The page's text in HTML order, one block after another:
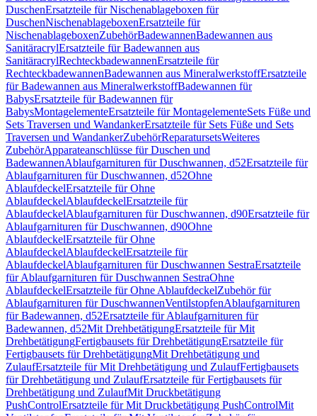
DuschenErsatzteile für Nischenablageboxen für
DuschenNischenablageboxenErsatzteile für
NischenablageboxenZubehörBadewannenBadewannen aus
SanitäracrylErsatzteile für Badewannen aus
SanitäracrylRechteckbadewannenErsatzteile für
RechteckbadewannenBadewannen aus MineralwerkstoffErsatzteile
für Badewannen aus MineralwerkstoffBadewannen für
BabysErsatzteile für Badewannen für
BabysMontagelementeErsatzteile für MontagelementeSets Füße und
Sets Traversen und WandankerErsatzteile für Sets Füße und Sets
Traversen und WandankerZubehörReparatursetsWeiteres
ZubehörApparateanschlüsse für Duschen und
BadewannenAblaufgarnituren für Duschwannen, d52Ersatzteile für
Ablaufgarnituren für Duschwannen, d52Ohne
AblaufdeckelErsatzteile für Ohne
AblaufdeckelAblaufdeckelErsatzteile für
AblaufdeckelAblaufgarnituren für Duschwannen, d90Ersatzteile für
Ablaufgarnituren für Duschwannen, d90Ohne
AblaufdeckelErsatzteile für Ohne
AblaufdeckelAblaufdeckelErsatzteile für
AblaufdeckelAblaufgarnituren für Duschwannen SestraErsatzteile
für Ablaufgarnituren für Duschwannen SestraOhne
AblaufdeckelErsatzteile für Ohne AblaufdeckelZubehör für
Ablaufgarnituren für DuschwannenVentilstopfenAblaufgarnituren
für Badewannen, d52Ersatzteile für Ablaufgarnituren für
Badewannen, d52Mit DrehbetätigungErsatzteile für Mit
DrehbetätigungFertigbausets für DrehbetätigungErsatzteile für
Fertigbausets für DrehbetätigungMit Drehbetätigung und
ZulaufErsatzteile für Mit Drehbetätigung und ZulaufFertigbausets
für Drehbetätigung und ZulaufErsatzteile für Fertigbausets für
Drehbetätigung und ZulaufMit Druckbetätigung
PushControlErsatzteile für Mit Druckbetätigung PushControlMit